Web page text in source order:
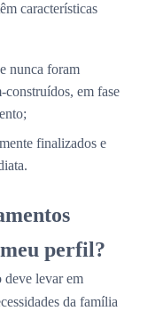
características
nunca foram
construídos, em fase
finalizados e
perfil?
deve levar em
da família